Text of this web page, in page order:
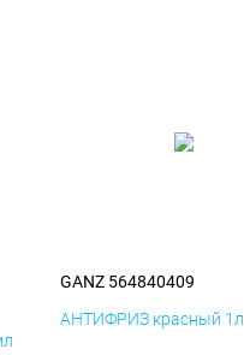
GANZ 564840409
АНТИФРИЗ красный 1л.